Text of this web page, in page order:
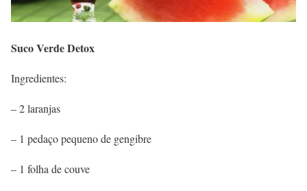
Suco Verde Detox
Ingredientes:
– 2 laranjas
– 1 pedaço pequeno de gengibre
– 1 folha de couve